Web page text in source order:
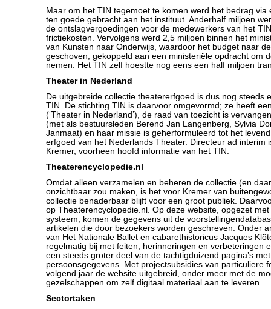
Maar om het TIN tegemoet te komen werd het bedrag via
ten goede gebracht aan het instituut. Anderhalf miljoen
de ontslagvergoedingen voor de medewerkers van het
frictiekosten. Vervolgens werd 2,5 miljoen binnen het
van Kunsten naar Onderwijs, waardoor het budget naar
geschoven, gekoppeld aan een ministeriële opdracht om
nemen. Het TIN zelf hoestte nog eens een half miljoen
Theater in Nederland
De uitgebreide collectie theatererfgoed is dus nog steeds
TIN. De stichting TIN is daarvoor omgevormd; ze heeft
(‘Theater in Nederland’), de raad van toezicht is
(met als bestuursleden Berend Jan Langenberg, Sylvia
Janmaat) en haar missie is geherformuleerd tot het
erfgoed van het Nederlands Theater. Directeur ad interim
Kremer, voorheen hoofd informatie van het TIN.
Theaterencyclopedie.nl
Omdat alleen verzamelen en beheren de collectie (en
onzichtbaar zou maken, is het voor Kremer van
collectie benaderbaar blijft voor een groot publiek.
op Theaterencyclopedie.nl. Op deze website, opgezet
systeem, komen de gegevens uit de
artikelen die door bezoekers worden geschreven. Onder
van Het Nationale Ballet en cabarethistoricus Jacques
regelmatig bij met feiten, herinneringen en verbeteringen
een steeds groter deel van de tachtigduizend pagina’s
persoonsgegevens. Met projectsubsidies van particuliere
volgend jaar de website uitgebreid, onder meer met de
gezelschappen om zelf digitaal materiaal aan te leveren.
Sectortaken